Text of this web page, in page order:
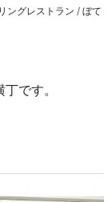
ングレストラン / ぼて
です。